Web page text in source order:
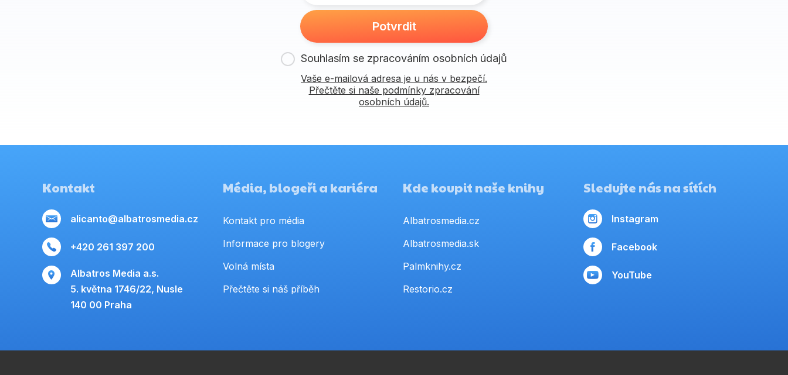
Potvrdit
Souhlasím se zpracováním osobních údajů
Vaše e-mailová adresa je u nás v bezpečí.
Přečtěte si naše podmínky zpracování
osobních údajů.
Kontakt
alicanto@albatrosmedia.cz
+420 261 397 200
Albatros Media a.s.
5. května 1746/22, Nusle
140 00 Praha
Média, blogeři a kariéra
Kontakt pro média
Informace pro blogery
Volná místa
Přečtěte si náš příběh
Kde koupit naše knihy
Albatrosmedia.cz
Albatrosmedia.sk
Palmknihy.cz
Restorio.cz
Sledujte nás na sítích
Instagram
Facebook
YouTube